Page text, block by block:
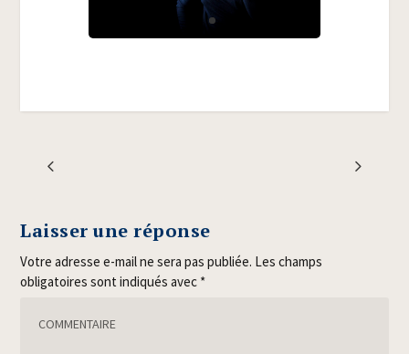
Laisser une réponse
Votre adresse e-mail ne sera pas publiée. Les champs
obligatoires sont indiqués avec *